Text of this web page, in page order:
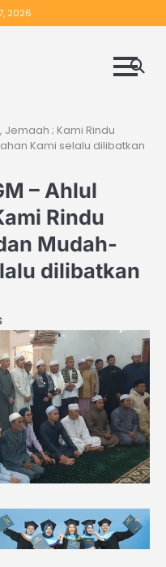
2026
Jemaah ; Kami Rindu
Kami selalu dilibatkan
– Ahlul
Rindu
Mudah-
dilibatkan